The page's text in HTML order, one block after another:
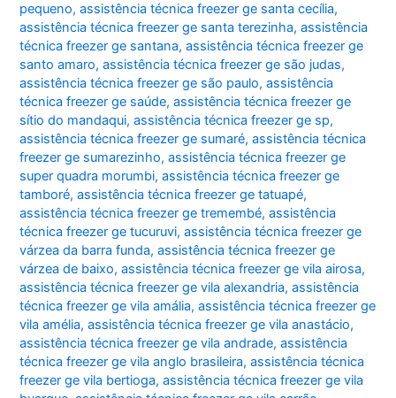
pequeno,assistência técnica freezer ge santa cecília,
assistência técnica freezer ge santa terezinha,assistência
técnica freezer ge santana,assistência técnica freezer ge
santo amaro,assistência técnica freezer ge são judas,
assistência técnica freezer ge são paulo,assistência
técnica freezer ge saúde,assistência técnica freezer ge
sítio do mandaqui,assistência técnica freezer ge sp,
assistência técnica freezer ge sumaré,assistência técnica
freezer ge sumarezinho,assistência técnica freezer ge
super quadra morumbi,assistência técnica freezer ge
tamboré,assistência técnica freezer ge tatuapé,
assistência técnica freezer ge tremembé,assistência
técnica freezer ge tucuruvi,assistência técnica freezer ge
várzea da barra funda,assistência técnica freezer ge
várzea de baixo,assistência técnica freezer ge vila airosa,
assistência técnica freezer ge vila alexandria,assistência
técnica freezer ge vila amália,assistência técnica freezer ge
vila amélia,assistência técnica freezer ge vila anastácio,
assistência técnica freezer ge vila andrade,assistência
técnica freezer ge vila anglo brasileira,assistência técnica
freezer ge vila bertioga,assistência técnica freezer ge vila